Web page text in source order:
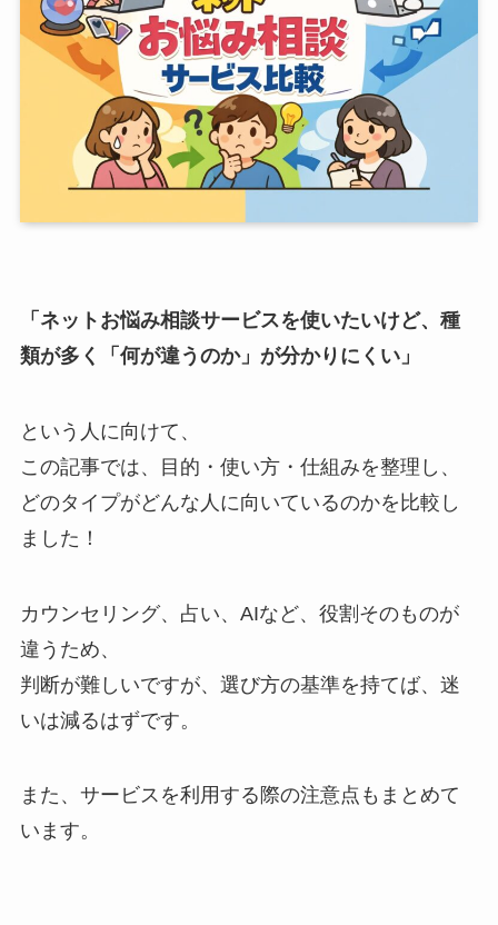
「ネットお悩み相談サービスを使いたいけど、種
類が多く「何が違うのか」が分かりにくい」
という人に向けて、
この記事では、目的・使い方・仕組みを整理し、
どのタイプがどんな人に向いているのかを比較し
ました！
カウンセリング、占い、AIなど、役割そのものが
違うため、
判断が難しいですが、選び方の基準を持てば、迷
いは減るはずです。
また、サービスを利用する際の注意点もまとめて
います。